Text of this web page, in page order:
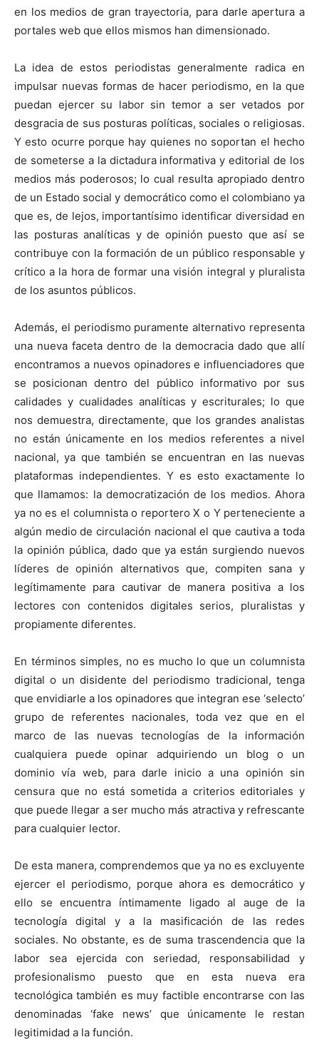
en los medios de gran trayectoria, para darle apertura a
portales web que ellos mismos han dimensionado.
La idea de estos periodistas generalmente radica en
impulsar nuevas formas de hacer periodismo, en la que
puedan ejercer su labor sin temor a ser vetados por
desgracia de sus posturas políticas, sociales o religiosas.
Y esto ocurre porque hay quienes no soportan el hecho
de someterse a la dictadura informativa y editorial de los
medios más poderosos; lo cual resulta apropiado dentro
de un Estado social y democrático como el colombiano ya
que es, de lejos, importantísimo identificar diversidad en
las posturas analíticas y de opinión puesto que así se
contribuye con la formación de un público responsable y
crítico a la hora de formar una visión integral y pluralista
de los asuntos públicos.
Además, el periodismo puramente alternativo representa
una nueva faceta dentro de la democracia dado que allí
encontramos a nuevos opinadores e influenciadores que
se posicionan dentro del público informativo por sus
calidades y cualidades analíticas y escriturales; lo que
nos demuestra, directamente, que los grandes analistas
no están únicamente en los medios referentes a nivel
nacional, ya que también se encuentran en las nuevas
plataformas independientes. Y es esto exactamente lo
que llamamos: la democratización de los medios. Ahora
ya no es el columnista o reportero X o Y perteneciente a
algún medio de circulación nacional el que cautiva a toda
la opinión pública, dado que ya están surgiendo nuevos
líderes de opinión alternativos que, compiten sana y
legítimamente para cautivar de manera positiva a los
lectores con contenidos digitales serios, pluralistas y
propiamente diferentes.
En términos simples, no es mucho lo que un columnista
digital o un disidente del periodismo tradicional, tenga
que envidiarle a los opinadores que integran ese ‘selecto’
grupo de referentes nacionales, toda vez que en el
marco de las nuevas tecnologías de la información
cualquiera puede opinar adquiriendo un blog o un
dominio vía web, para darle inicio a una opinión sin
censura que no está sometida a criterios editoriales y
que puede llegar a ser mucho más atractiva y refrescante
para cualquier lector.
De esta manera, comprendemos que ya no es excluyente
ejercer el periodismo, porque ahora es democrático y
ello se encuentra íntimamente ligado al auge de la
tecnología digital y a la masificación de las redes
sociales. No obstante, es de suma trascendencia que la
labor sea ejercida con seriedad, responsabilidad y
profesionalismo puesto que en esta nueva era
tecnológica también es muy factible encontrarse con las
denominadas ‘fake news’ que únicamente le restan
legitimidad a la función.